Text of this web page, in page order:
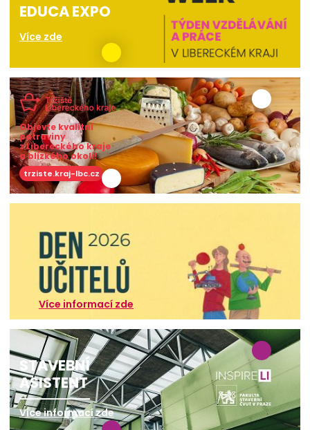
EDUCA EXPO
Více zde
Objevte kvalitní
potraviny
z Libereckého kraje
a blízkého okolí!
trziste.kraj-lbc.cz
Více informací zde
STAVEBNÍ
ASISTENT
Více informací zde